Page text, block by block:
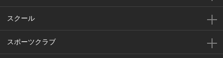
スクール
スポーツクラブ